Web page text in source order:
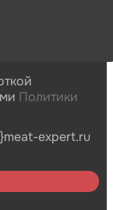
Политики
expert.ru